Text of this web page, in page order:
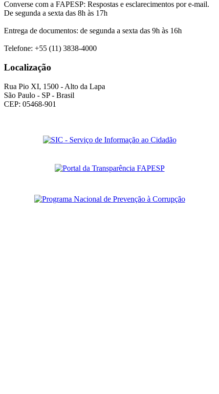
Converse com a FAPESP: Respostas e esclarecimentos por e-mail.
De segunda a sexta das 8h às 17h
Entrega de documentos: de segunda a sexta das 9h às 16h
Telefone: +55 (11) 3838-4000
Localização
Rua Pio XI, 1500 - Alto da Lapa
São Paulo - SP - Brasil
CEP: 05468-901